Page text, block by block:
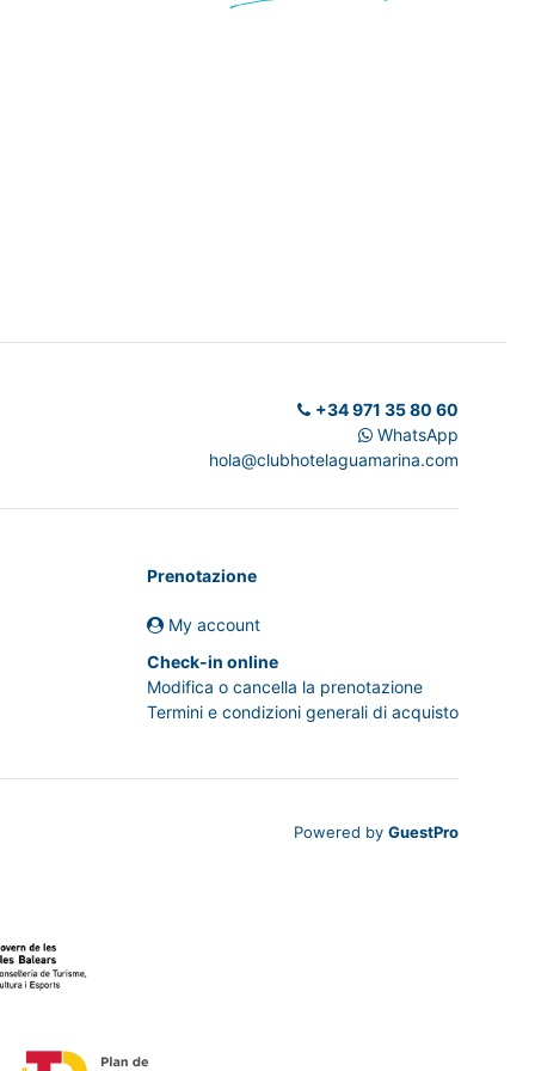
+34 971 35 80 60
WhatsApp
hola@clubhotelaguamarina.com
Prenotazione
My account
Check-in online
Modifica o cancella la prenotazione
Termini e condizioni generali di acquisto
Powered by GuestPro